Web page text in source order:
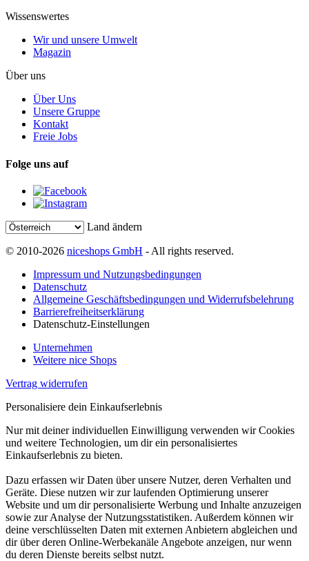
Wissenswertes
Wir und unsere Umwelt
Magazin
Über uns
Über Uns
Unsere Gruppe
Kontakt
Freie Jobs
Folge uns auf
Land ändern
© 2010-2026 niceshops GmbH - All rights reserved.
Impressum und Nutzungsbedingungen
Datenschutz
Allgemeine Geschäftsbedingungen und Widerrufsbelehrung
Barrierefreiheitserklärung
Datenschutz-Einstellungen
Unternehmen
Weitere nice Shops
Vertrag widerrufen
Personalisiere dein Einkaufserlebnis
Nur mit deiner individuellen Einwilligung verwenden wir Cookies
und weitere Technologien, um dir ein personalisiertes
Einkaufserlebnis zu bieten.
Dazu erfassen wir Daten über unsere Nutzer, deren Verhalten und
Geräte. Diese nutzen wir zur laufenden Optimierung unserer
Website und um dir personalisierte Werbung und Inhalte anzuzeigen
sowie zur Analyse der Nutzungsstatistiken. Außerdem können wir
deine verschlüsselten Daten mit externen Anbietern abgleichen und
dir über deren Online-Werbekanäle Angebote anzeigen, nur wenn
du deren Dienste bereits selbst nutzt.